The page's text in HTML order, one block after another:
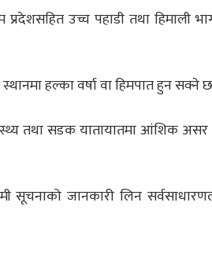
उच्च पहाडी तथा हिमाली
हल्का वर्षा वा हिमपात हुन सक्ने
तथा सडक यातायातमा आंशिक असर
जानकारी लिन